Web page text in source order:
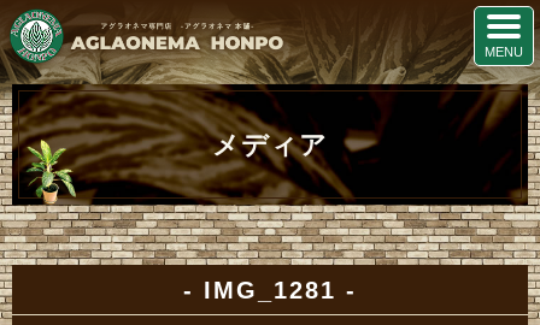
メディア
IMG_1281